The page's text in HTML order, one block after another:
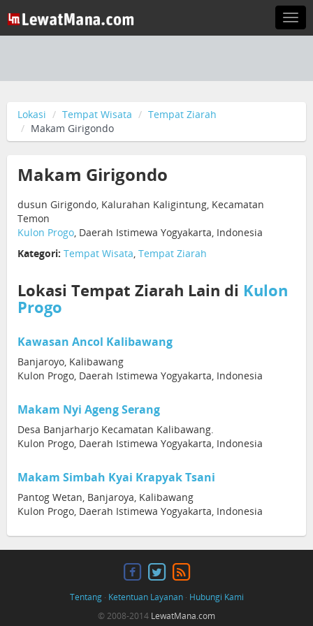
Lokasi Tempat Wisata
Tempat Ziarah
Makam Girigondo
Makam Girigondo
dusun Girigondo, Kalurahan Kaligintung, Kecamatan
Temon
Kulon Progo, Daerah Istimewa Yogyakarta, Indonesia
Kategori: Tempat Wisata, Tempat Ziarah
Lokasi Tempat Ziarah Lain di Kulon
Progo
Kawasan Ancol Kalibawang
Banjaroyo, Kalibawang
Kulon Progo, Daerah Istimewa Yogyakarta, Indonesia
Makam Nyi Ageng Serang
Desa Banjarharjo Kecamatan Kalibawang.
Kulon Progo, Daerah Istimewa Yogyakarta, Indonesia
Makam Simbah Kyai Krapyak Tsani
Pantog Wetan, Banjaroya, Kalibawang
Kulon Progo, Daerah Istimewa Yogyakarta, Indonesia
Tentang· Ketentuan Layanan· Hubungi Kami
© 2008-2014 LewatMana.com